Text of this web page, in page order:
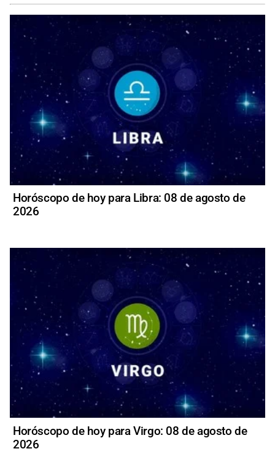
Horóscopo de hoy para Libra: 08 de agosto de
2026
Horóscopo de hoy para Virgo: 08 de agosto de
2026